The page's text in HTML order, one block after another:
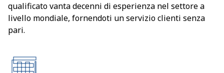
qualificato vanta decenni di esperienza nel settore a
livello mondiale, fornendoti un servizio clienti senza
pari.